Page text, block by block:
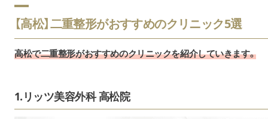
【高松】二重整形がおすすめのクリニック5選
高松で二重整形がおすすめのクリニックを紹介していきます。
1.リッツ美容外科 高松院